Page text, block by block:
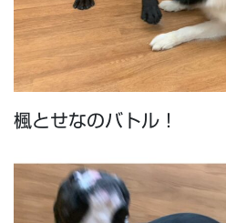
楓とせなのバトル！